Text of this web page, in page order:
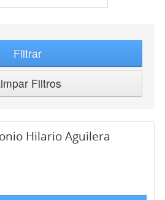
Filtrar
Filtros
Hilario Aguilera